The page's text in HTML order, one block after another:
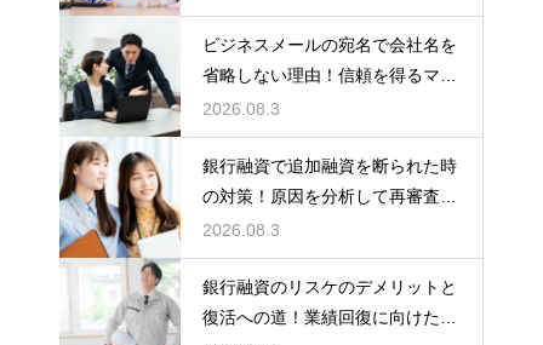
ビジネスメールの宛名で会社名を
省略しない理由！信頼を得るマナ
ー
2026.08.3
銀行融資で追加融資を断られた時
の対策！原因を分析して再審査を
狙う
2026.08.3
銀行融資のリスケのデメリットと
復活への道！業績回復に向けた事